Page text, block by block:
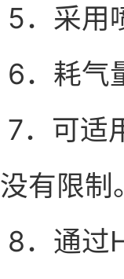
5．采用
6．耗气
7．可适
没有限
8．通过